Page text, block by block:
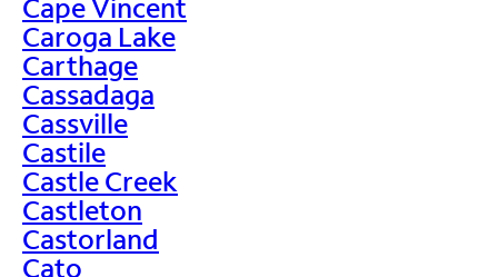
Cape Vincent
Caroga Lake
Carthage
Cassadaga
Cassville
Castile
Castle Creek
Castleton
Castorland
Cato